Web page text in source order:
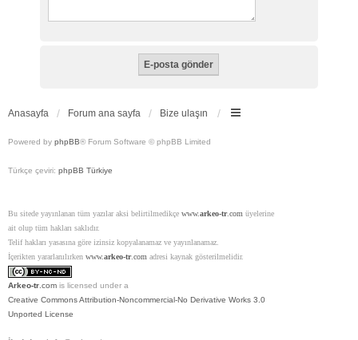
Anasayfa Forum ana sayfa Bize ulaşın
Powered by phpBB® Forum Software © phpBB Limited
Türkçe çeviri: phpBB Türkiye
Bu sitede yayınlanan tüm yazılar aksi belirtilmedikçe www.arkeo-tr.com üyelerine
ait olup tüm hakları saklıdır.
Telif hakları yasasına göre izinsiz kopyalanamaz ve yayınlanamaz.
İçerikten yararlanılırken www.arkeo-tr.com adresi kaynak gösterilmelidir.
Arkeo-tr .com is licensed under a
Creative Commons Attribution-Noncommercial-No Derivative Works 3.0
Unported License